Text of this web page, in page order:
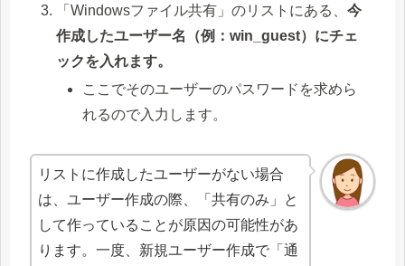
「Windowsファイル共有」のリストにある、今
作成したユーザー名（例：win_guest）にチェ
ックを入れます。
ここでそのユーザーのパスワードを求めら
れるので入力します。
リストに作成したユーザーがない場合
は、ユーザー作成の際、「共有のみ」と
して作っていることが原因の可能性があ
ります。一度、新規ユーザー作成で「通